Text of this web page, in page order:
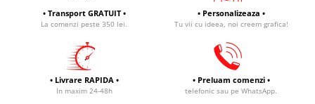
• Transport GRATUIT •
La comenzi peste 350 lei.
• Personalizeaza •
Tu vii cu ideea, noi creem grafica!
• Livrare RAPIDA •
In maxim 24-48h
• Preluam comenzi •
telefonic sau pe WhatsApp.